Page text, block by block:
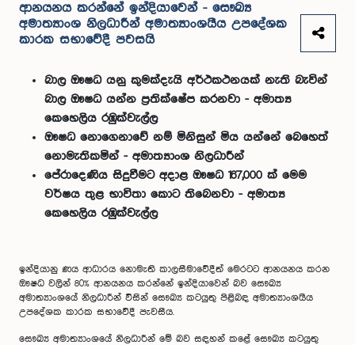
ආනයනය කරන්නේ ඉන්දියාවෙන් - සෞඛ්‍ය
අමාත්‍යාංශ නිලධාරීන් අමාත්‍යාංශයීය උපදේශක
කාරක සභාවේදී පවසයි
බාල ඖෂධ යනු කුමක්දැයි අර්ථකථනයක් නැති බැවින්
බාල ඖෂධ යන්න ප්‍රතික්ෂේප කරනවා - අමාත්‍ය
කෙහෙලිය රඹුක්වැල්ල
ඖෂධ නොගෙනාවේ නම් මිනිසුන් මිය යන්නේ බෙහෙත්
නොමැතිකමින් - අමාත්‍යාංශ නිලධාරීන්
පේරාදෙණිය සිදුවීමට අදාළ ඖෂධ 167,000 ක් මෙම
වර්ෂය තුළ භාවිතා කොට තිබෙනවා - අමාත්‍ය
කෙහෙලිය රඹුක්වැල්ල
ඉන්දියානු ණය ආධාරය නොමැති කාලසීමාවේදීත් මෙරටට ආනයනය කරන
ඖෂධ වලින් 80% ආනයනය කරන්නේ ඉන්දියාවෙන් බව සෞඛ්‍ය
අමාත්‍යාංශයේ නිලධාරීන් විසින් සෞඛ්‍ය කටයුතු පිළිබඳ අමාත්‍යාංශයීය
උපදේශක කාරක සභාවේදී පැවසීය.
සෞඛ්‍ය අමාත්‍යාංශයේ නිලධාරීන් මේ බව සඳහන් කළේ සෞඛ්‍ය කටයුතු